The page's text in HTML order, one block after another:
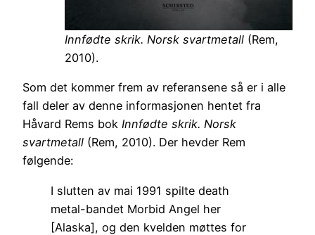
Innfødte skrik. Norsk svartmetall (Rem,
2010).
Som det kommer frem av referansene så er i alle
fall deler av denne informasjonen hentet fra
Håvard Rems bok Innfødte skrik. Norsk
svartmetall (Rem, 2010). Der hevder Rem
følgende:
I slutten av mai 1991 spilte death
metal-bandet Morbid Angel her
[Alaska], og den kvelden møttes for